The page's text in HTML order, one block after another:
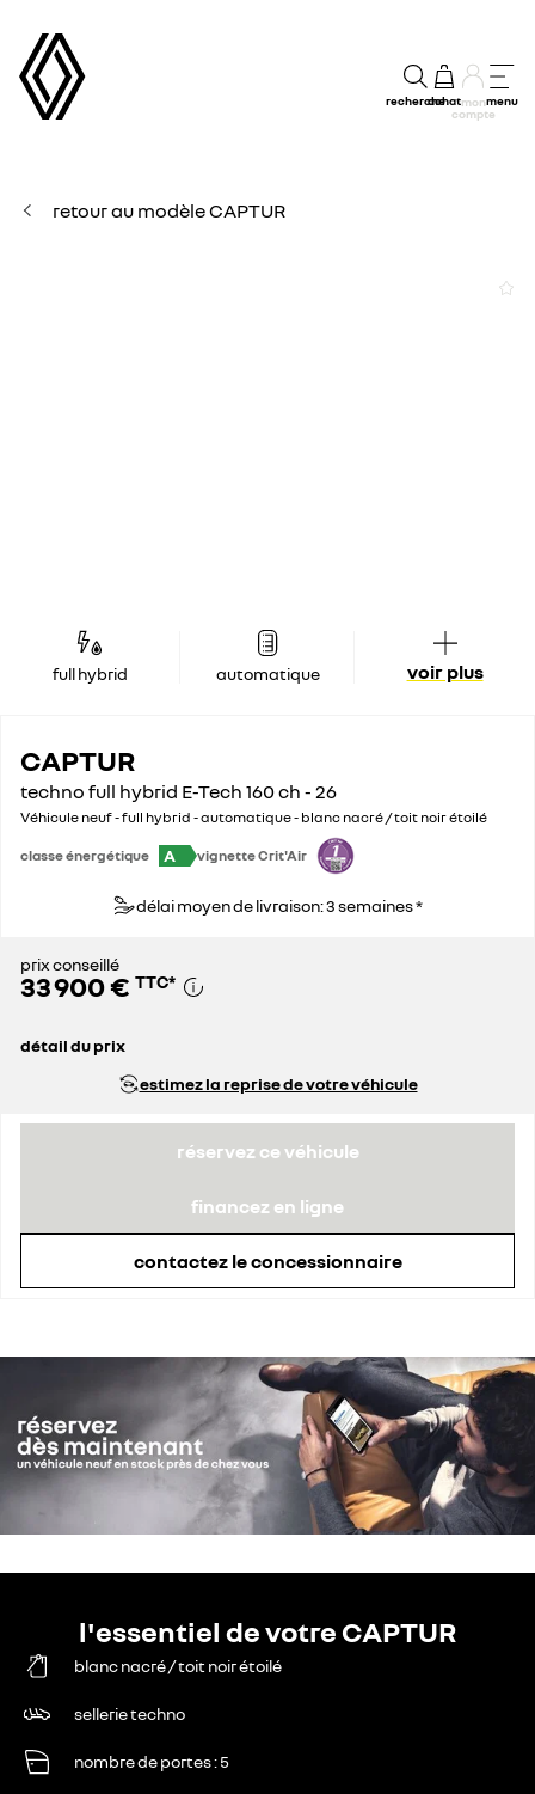
rechercheachatmon
compte
menu
retour au modèle CAPTUR
full hybrid automatique voir plus
CAPTUR
techno full hybrid E-Tech 160 ch - 26
Véhicule neuf - full hybrid - automatique - blanc nacré / toit noir étoilé
classe énergétique A vignette Crit'Air
délai moyen de livraison: 3 semaines *
prix conseillé
33 900 € TTC*
détail du prix
estimez la reprise de votre véhicule
réservez ce véhicule
financez en ligne
contactez le concessionnaire
l'essentiel de votre CAPTUR
blanc nacré / toit noir étoilé
sellerie techno
nombre de portes 5